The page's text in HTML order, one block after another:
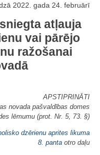
2022. gada 24. februārī
atļauja
vai pārējo
ražošanai
APSTIPRINĀTI
novada pašvaldības domes
lēmumu (prot. Nr. 5, 73. §)
dzērienu aprites likuma
8. panta otro daļu